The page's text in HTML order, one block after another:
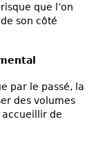
que l’on
son côté
par le passé, la
des volumes
accueillir de